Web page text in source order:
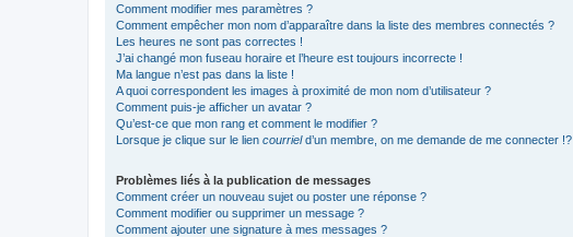
Comment modifier mes paramètres ?
Comment empêcher mon nom d’apparaître dans la liste des membres connectés ?
Les heures ne sont pas correctes !
J’ai changé mon fuseau horaire et l’heure est toujours incorrecte !
Ma langue n’est pas dans la liste !
A quoi correspondent les images à proximité de mon nom d’utilisateur ?
Comment puis-je afficher un avatar ?
Qu’est-ce que mon rang et comment le modifier ?
Lorsque je clique sur le lien courrield’un membre, on me demande de me connecter !?
Problèmes liés à la publication de messages
Comment créer un nouveau sujet ou poster une réponse ?
Comment modifier ou supprimer un message ?
Comment ajouter une signature à mes messages ?